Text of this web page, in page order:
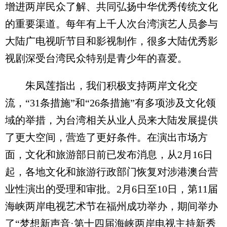
增进两岸民众了解、共同弘扬中华优秀传统文化
的重要渠道。每年有上千人次台湾演艺人员参与
大陆广电视听节目和影视制作，很多大陆优秀影
视剧深受台湾民众特别是青少年的喜爱。
朱凤莲指出，我们积极支持两岸文化交
流，“31条措施”和“26条措施”有多项涉及文化领
域的举措，为台湾相关从业人员来大陆发展提供
了更大空间，营造了更好条件。在演出市场方
面，文化和旅游部日前已发布消息，从2月16日
起，各地文化和旅游行政部门恢复对涉港澳台营
业性演出的受理和审批。2月6日至10日，第11届
海峡两岸电视艺术节在福州成功举办，期间举办
了“梦想新声音·第十四届海峡两岸电视主持新秀